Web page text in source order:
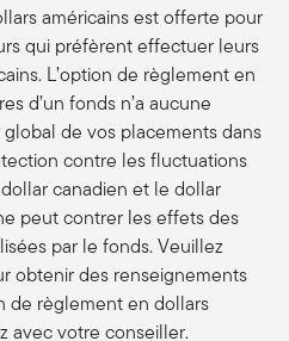
américains est offerte pour
qui préfèrent effectuer leurs
L’option de règlement en
d’un fonds n’a aucune
de vos placements dans
contre les fluctuations
canadien et le dollar
peut contrer les effets des
par le fonds. Veuillez
obtenir des renseignements
de règlement en dollars
avec votre conseiller.